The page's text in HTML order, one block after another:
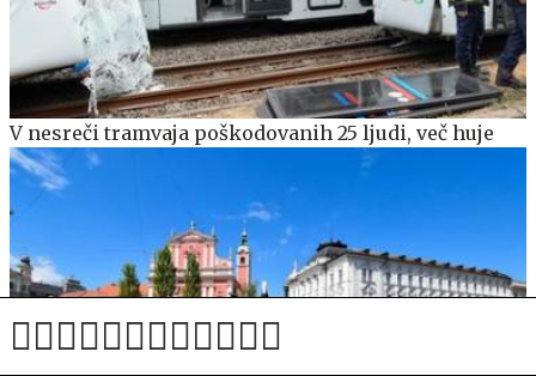
V nesreči tramvaja poškodovanih 25 ljudi, več huje